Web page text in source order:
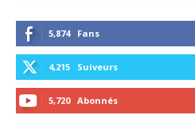
5,874 Fans
4,215 Suiveurs
5,720 Abonnés